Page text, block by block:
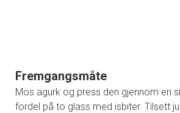
Fremgangsmåte
Mos agurk og press den gjennom en
fordel på to glass med isbiter. Tilsett